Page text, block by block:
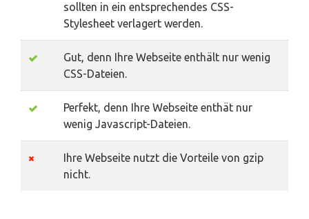
sollten in ein entsprechendes CSS-
Stylesheet verlagert werden.
Gut, denn Ihre Webseite enthält nur wenig
CSS-Dateien.
Perfekt, denn Ihre Webseite enthät nur
wenig Javascript-Dateien.
Ihre Webseite nutzt die Vorteile von gzip
nicht.